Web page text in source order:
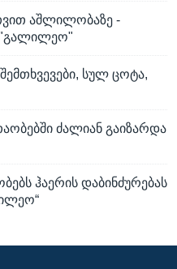
აშლილობაზე -
"გალილეო"
სულ ცოტა,
ძალიან გაიზარდა
ჰაერის დაბინძურებას